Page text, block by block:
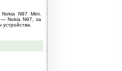
N97 Mini.
— Nokia N97, за